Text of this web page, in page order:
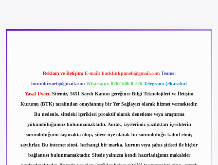
Reklam ve İletişim: E-mail: backlinkpaneli@gmail.com Teams:
forumhizmeti@gmail.com Whatsapp: 0262 606 0 726 Telegram: @karabul
Yasal Uyarı: Sitemiz, 5651 Sayılı Kanun gereğince Bilgi Teknolojileri ve İletişim
Kurumu (BTK) tarafından onaylanmış bir Yer Sağlayıcı olarak hizmet vermektedir.
Bu nedenle, sitedeki içerikleri proaktif olarak denetleme veya araştırma
yükümlülüğümüz bulunmamaktadır. Ancak, üyelerimiz yazdıkları içeriklerin
sorumluluğunu taşımakta olup, siteye üye olarak bu sorumluluğu kabul etmiş
sayılırlar. Bu internet sitesi, herhangi bir marka, kurum veya şahıs şirketi ile hiçbir
bağlantısı bulunmamaktadır. Sitede yalnızca kendi hazırladığımız makaleler